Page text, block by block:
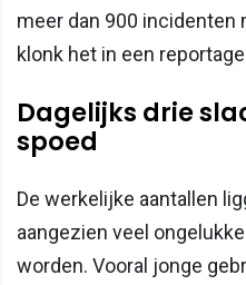
meer dan 900 incidenten
klonk het in een reportage
Dagelijks drie
spoed
De werkelijke aantallen
aangezien veel
worden. Vooral jonge